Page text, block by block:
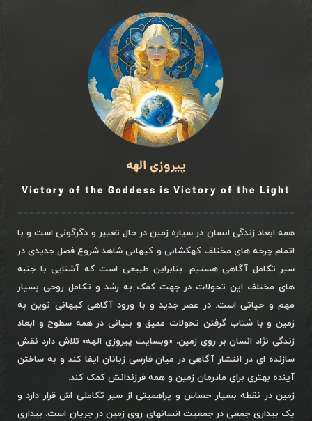
پیروزی الهه
Victory of the Goddess is Victory of the Light
همه ابعاد زندگی انسان در سیاره زمین در حال تغییر و دگرگونی است و با
اتمام چرخه های مختلف کهکشانی و کیهانی شاهد شروع فصل جدیدی در
سیر تکامل آگاهی هستیم. بنابراین طبیعی است که آشنایی با جنبه
های مختلف این تحولات در جهت کمک به رشد و تکامل روحی بسیار
مهم و حیاتی است. در عصر جدید و با ورود آگاهی کیهانی نوین به
زمین و با شتاب گرفتن تحولات عمیق و بنیانی در همه سطوح و ابعاد
زندگی نژاد انسان بر روی زمین، «وبسایت پیروزی الهه» تلاش دارد نقش
سازنده ای در انتشار آگاهی در میان فارسی زبانان ایفا کند و به ساختن
آینده بهتری برای مادرمان زمین و همه فرزندانش کمک کند.
زمین در نقطه بسیار حساس و پراهمیتی از سیر تکاملی اش قرار دارد و
یک بیداری جمعی در جمعیت انسانهای روی زمین در جریان است. بیداری